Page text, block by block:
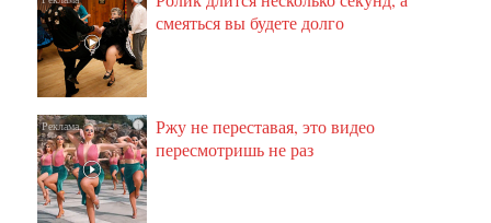
смеяться вы будете долго
i
Ржу не переставая, это видео
пересмотришь не раз